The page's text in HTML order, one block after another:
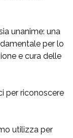
unanime: una
per lo
e cura delle
per riconoscere
utilizza per